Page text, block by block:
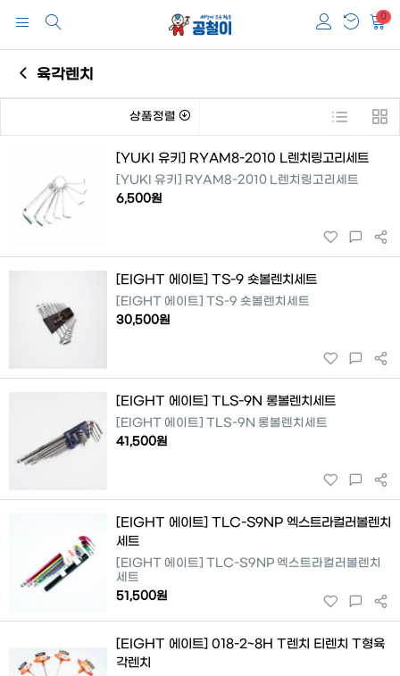
0
육각렌치
상품정렬
[YUKI 유키] RYAM8-2010 L렌치링고리세트
[YUKI 유키] RYAM8-2010 L렌치링고리세트
6,500원
[EIGHT 에이트] TS-9 숏볼렌치세트
[EIGHT 에이트] TS-9 숏볼렌치세트
30,500원
[EIGHT 에이트] TLS-9N 롱볼렌치세트
[EIGHT 에이트] TLS-9N 롱볼렌치세트
41,500원
[EIGHT 에이트] TLC-S9NP 엑스트라컬러볼렌치
세트
[EIGHT 에이트] TLC-S9NP 엑스트라컬러볼렌치
세트
51,500원
[EIGHT 에이트] 018-2~8H T렌치 티렌치 T형육
각렌치